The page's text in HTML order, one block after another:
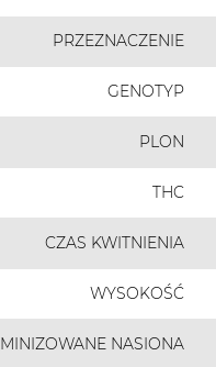
PRZEZNACZENIE
GENOTYP
PLON
THC
CZAS KWITNIENIA
WYSOKOŚĆ
NASIONA